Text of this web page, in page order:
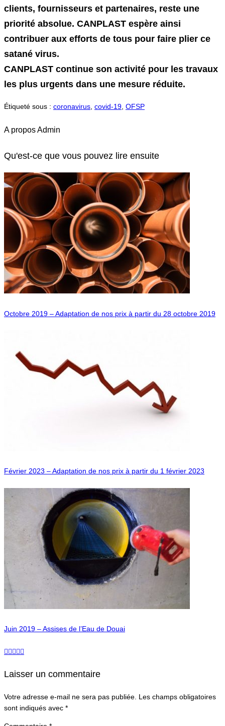
clients, fournisseurs et partenaires, reste une
priorité absolue. CANPLAST espère ainsi
contribuer aux efforts de tous pour faire plier ce
satané virus.
CANPLAST continue son activité pour les travaux
les plus urgents dans une mesure réduite.
Étiqueté sous : coronavirus covid-19 OFSP
A proposAdmin
Qu'est-ce que vous pouvez lire ensuite
Octobre 2019 – Adaptation de nos prix à partir du 28 octobre 2019
Février 2023 – Adaptation de nos prix à partir du 1 février 2023
Juin 2019 – Assises de l’Eau de Douai
Laisser un commentaire
Votre adresse e-mail ne sera pas publiée. Les champs obligatoires
sont indiqués avec *